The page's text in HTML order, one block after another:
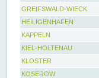
GREIFSWALD-WIECK
HEILIGENHAFEN
KAPPELN
KIEL-HOLTENAU
KLOSTER
KOSEROW